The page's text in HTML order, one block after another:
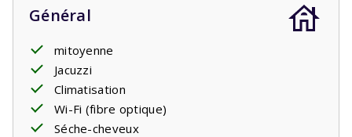
bon endroit où aller. La villa dispose de
deux salles de
. Une salle de bain avec douche et lavabo est
attenante à lachambre principale
La chambre principale dispose de deux lits simples
confortables avecsommier à ressorts
trois chambres du premier étage. Il y a aussi la deuxième
salle de bain avec une baignoire avec douche et lavabo. Il
Général
mitoyenne
Jacuzzi
Climatisation
Wi-Fi (fibre optique)
Séche-cheveux